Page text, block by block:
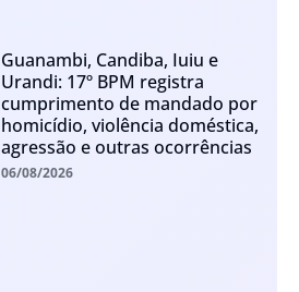
Guanambi, Candiba, Iuiu e
Urandi: 17º BPM registra
cumprimento de mandado por
homicídio, violência doméstica,
agressão e outras ocorrências
06/08/2026